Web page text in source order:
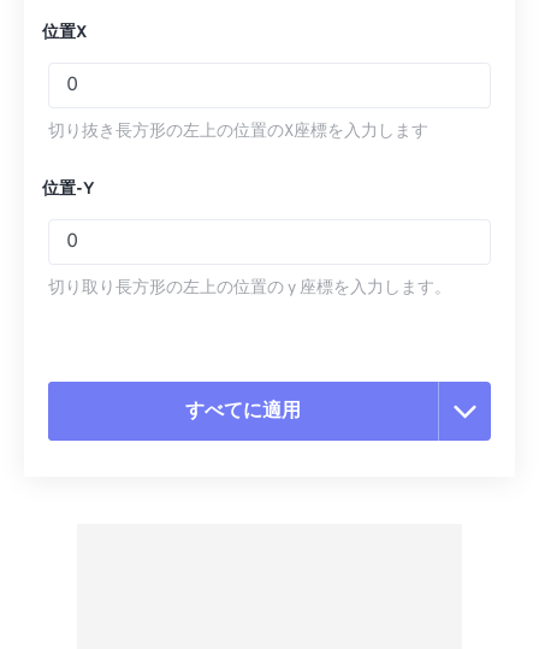
位置X
切り抜き長方形の左上の位置のX座標を入力します
位置-Y
切り取り長方形の左上の位置の y 座標を入力します。
すべてに適用